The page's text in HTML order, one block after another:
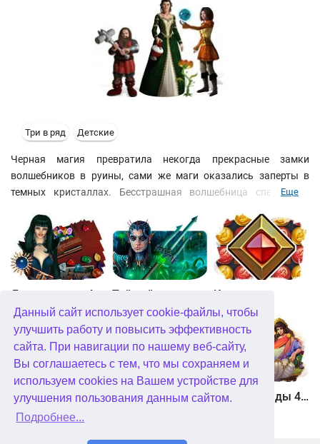
Данный сайт использует cookie-файлы, чтобы
улучшить работу и повысить эффективность
сайта. При навигации по нашему веб-сайту,
Вы соглашаетесь с тем, что мы сохраняем и
используем cookies на Вашем устройстве для
улучшения пользования данным сайтом.
Подробнее...
Три в ряд Детские
Черная магия превратила некогда прекрасные замки
волшебников в руины, сами же маги оказались заперты в
темных кристаллах. Бесстрашная волшебница спешит на
кусочки головоломки и сказочные предметы, уничтожая
фишки одного цвета. Помогите отстроить замки и засадить
сады волшебными семенами. Вскоре вы убедитесь, что
волшебные камешки – путь к возрождению былого величия
королевства!
Еще
Джевел матч 4 Квадриум
Хранитель рун Мундус. Невозможная вселенная Герои Эллады 4. Рождение мифа